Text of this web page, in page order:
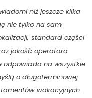
niż jeszcze kilka
nie tylko na sam
standard części
jakość operatora
odpowiada na wszystkie
o długoterminowej
wakacyjnych.